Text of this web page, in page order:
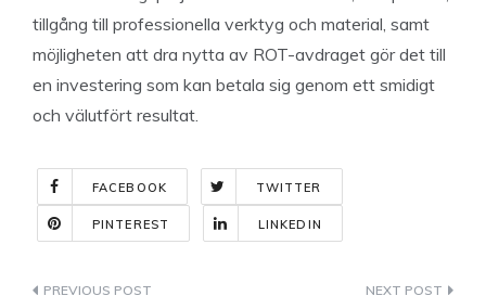
tillgång till professionella verktyg och material, samt
möjligheten att dra nytta av ROT-avdraget gör det till
en investering som kan betala sig genom ett smidigt
och välutfört resultat.
FACEBOOK TWITTER
PINTEREST LINKEDIN